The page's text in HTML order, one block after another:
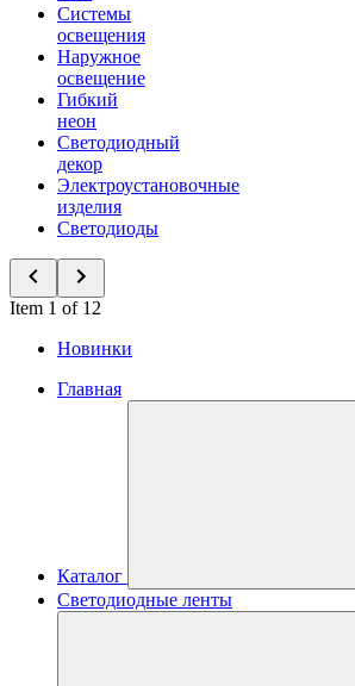
Системы
освещения
Наружное
освещение
Гибкий
неон
Светодиодный
декор
Электроустановочные
изделия
Светодиоды
Item 1 of 12
Новинки
Главная
Каталог
Светодиодные ленты